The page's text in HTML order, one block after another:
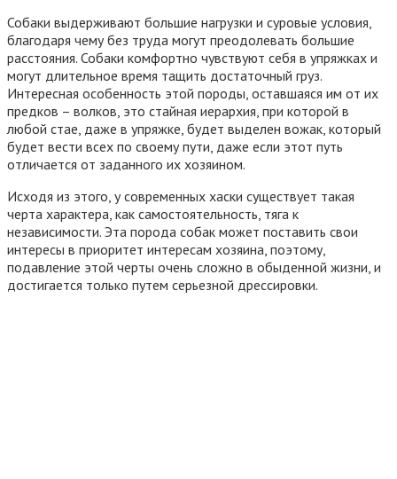
Собаки выдерживают большие нагрузки и суровые условия,
благодаря чему без труда могут преодолевать большие
расстояния. Собаки комфортно чувствуют себя в упряжках и
могут длительное время тащить достаточный груз.
Интересная особенность этой породы, оставшаяся им от их
предков – волков, это стайная иерархия, при которой в
любой стае, даже в упряжке, будет выделен вожак, который
будет вести всех по своему пути, даже если этот путь
отличается от заданного их хозяином.
Исходя из этого, у современных хаски существует такая
черта характера, как самостоятельность, тяга к
независимости. Эта порода собак может поставить свои
интересы в приоритет интересам хозяина, поэтому,
подавление этой черты очень сложно в обыденной жизни, и
достигается только путем серьезной дрессировки.